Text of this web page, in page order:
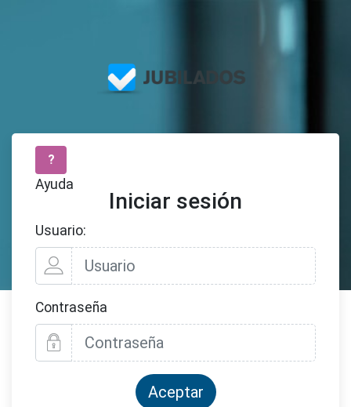
?
Ayuda
Iniciar sesión
Usuario:
Contraseña
Aceptar